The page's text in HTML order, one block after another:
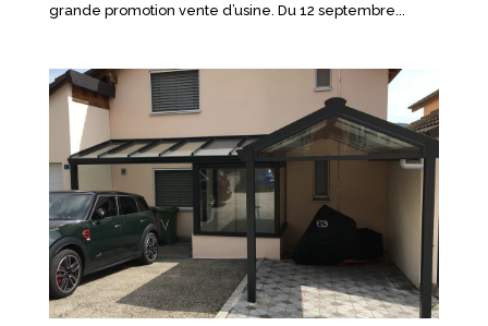
grande promotion vente d’usine. Du 12 septembre...